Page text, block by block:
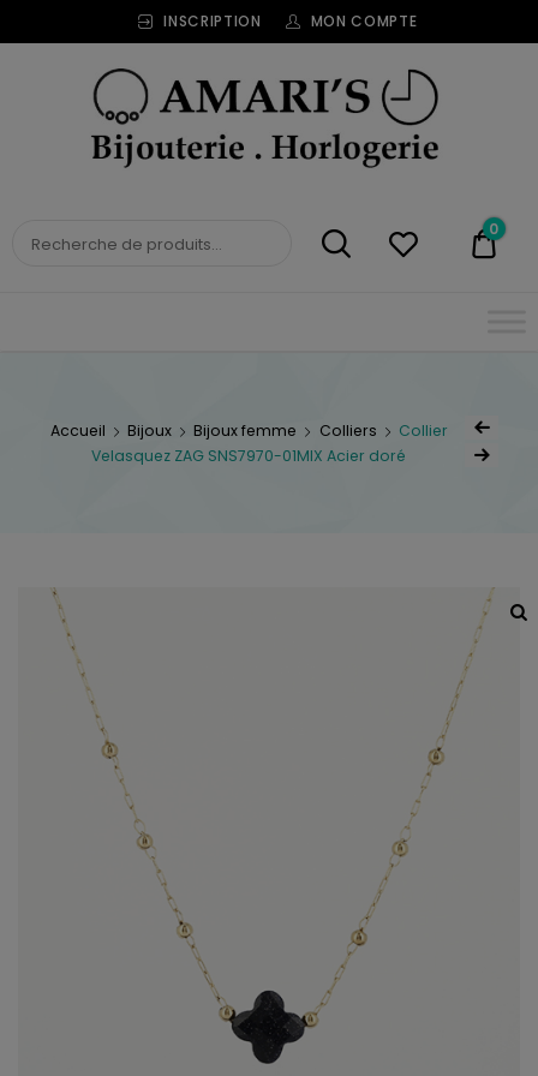
INSCRIPTION MON COMPTE
BIJOUTERIE
0
Accueil Bijoux Bijoux femme Colliers
Collier
Velasquez ZAG SNS7970-01MIX Acier doré